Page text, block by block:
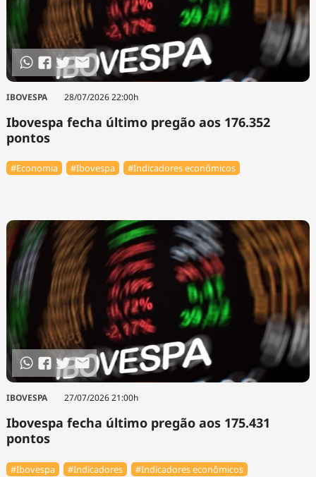
IBOVESPA 28/07/2026 22:00h
Ibovespa fecha último pregão aos 176.352
pontos
#Economia #Ibovespa #Indicadores econômicos
IBOVESPA 27/07/2026 21:00h
Ibovespa fecha último pregão aos 175.431
pontos
#Ibovespa #Indicadores #Indicadores econômicos